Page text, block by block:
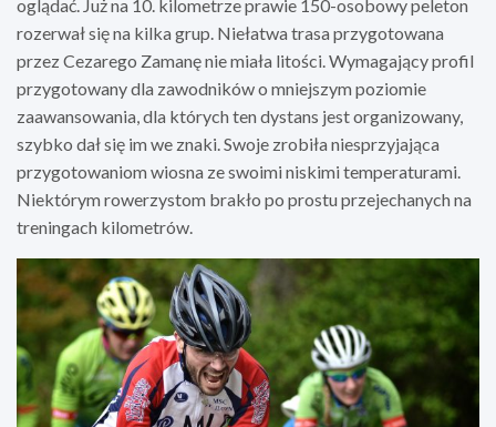
oglądać. Już na 10. kilometrze prawie 150-osobowy peleton
rozerwał się na kilka grup. Niełatwa trasa przygotowana
przez Cezarego Zamanę nie miała litości. Wymagający profil
przygotowany dla zawodników o mniejszym poziomie
zaawansowania, dla których ten dystans jest organizowany,
szybko dał się im we znaki. Swoje zrobiła niesprzyjająca
przygotowaniom wiosna ze swoimi niskimi temperaturami.
Niektórym rowerzystom brakło po prostu przejechanych na
treningach kilometrów.